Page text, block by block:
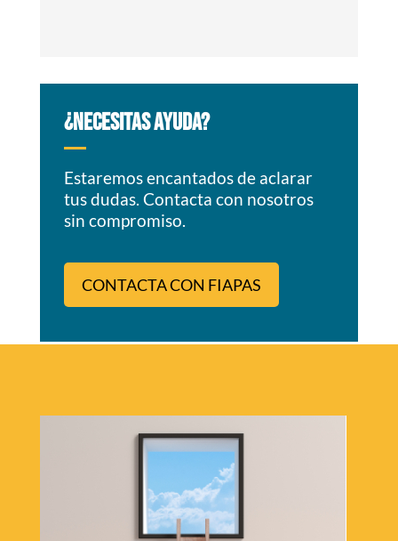
¿NECESITAS AYUDA?
Estaremos encantados de aclarar
tus dudas. Contacta con nosotros
sin compromiso.
CONTACTA CON FIAPAS